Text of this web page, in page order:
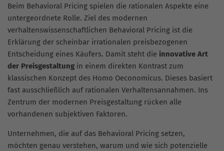
Beim Behavioral Pricing spielen die rationalen Aspekte eine
untergeordnete Rolle. Ziel des modernen
verhaltenswissenschaftlichen Behavioral Pricing ist die
Erklärung der scheinbar irrationalen preisbezogenen
Entscheidung eines Käufers. Damit steht die innovative Art
der Preisgestaltung in einem direkten Kontrast zum
klassischen Konzept des Homo Oeconomicus. Dieses basiert
fast ausschließlich auf rationalen Verhaltensannahmen. Ins
Zentrum der modernen Preisgestaltung rücken alle
vorhandenen subjektiven Faktoren.
Unternehmen, die auf das Behavioral Pricing setzen,
möchten genau verstehen, warum und wie sich potenzielle